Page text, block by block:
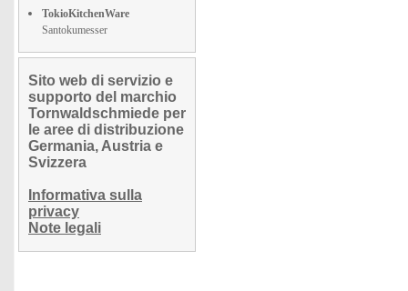
TokioKitchenWare
Santokumesser
Sito web di servizio e
supporto del marchio
Tornwaldschmiede per
le aree di distribuzione
Germania, Austria e
Svizzera
Informativa sulla
privacy
Note legali